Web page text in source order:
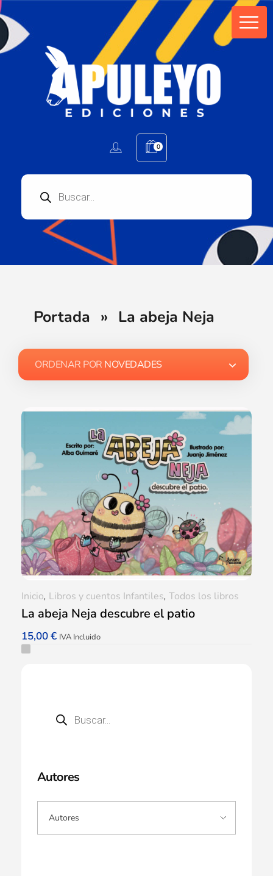
0
Portada » La abeja Neja
ORDENAR POR NOVEDADES
La abeja Neja descubre el patio
15,00€ IVA Incluido
Inicio, Libros y cuentos Infantiles, Todos los libros
Autores